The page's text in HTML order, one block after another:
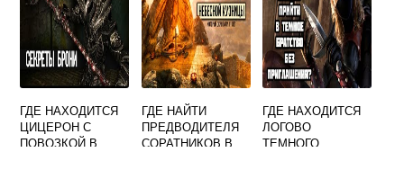
ГДЕ НАХОДИТСЯ
ЦИЦЕРОН С
ПОВОЗКОЙ В
ГДЕ НАЙТИ
ПРЕДВОДИТЕЛЯ
СОРАТНИКОВ В
ГДЕ НАХОДИТСЯ
ЛОГОВО
ТЕМНОГО